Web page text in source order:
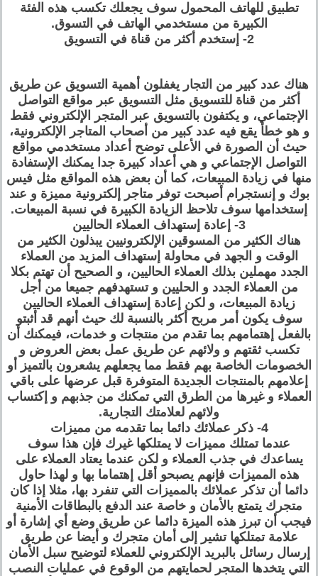
تطبيق للهاتف المحمول سوف يجعلك تكسب هذه الفئة
الكبيرة من مستخدمي الهاتف في التسوق.
2- إستخدم أكثر من قناة في التسويق
هناك عدد كبير من التجار يغفلون أهمية التسويق عن طريق
أكثر من قناة للتسويق مثل التسويق عبر مواقع التواصل
الإجتماعي، و يكتفون بالتسويق عبر المتجر الإلكتروني فقط
و هو خطأ يقع فيه عدد كبير من أصحاب المتاجر الإلكترونية،
حيث أن الصورة في الأعلى توضح أعداد مستخدمي مواقع
التواصل الإجتماعي و هي أعداد كبيرة جدا يمكنك الإستفادة
منها في زيادة المبيعات، كما أن بعض هذه المواقع مثل فيس
بوك و إنستجرام أصبحت توفر متاجر إلكترونية مميزة و عند
إستخدامها سوف تلاحظ الزيادة الكبيرة في نسبة المبيعات.
3- إعادة إستهداف العملاء الحاليين
هناك الكثير من المسوقين الإلكترونيين يبذلون الكثير من
الوقت و الجهد في محاولة إستهداف المزيد من العملاء
الجدد مهملين بذلك العملاء الحاليين، و الصحيح أن تهتم بكلا
من العملاء الجدد و الحليين و تستهدفهم جميعا من أجل
زيادة المبيعات، و لكن إعادة إستهداف العملاء الحاليين
سوف يكون أمر مربح أكثر بالنسبة لك حيث أنهم قد أثبتو
بالفعل إهتمامهم بما تقدم من منتجات و خدمات، فيمكنك أن
تكسب ثقتهم و ولائهم عن طريق عمل بعض العروض و
الخصومات الخاصة بهم فقط مما يجعلهم يشعرون بالتميز أو
إعلامهم بالمنتجات الجديدة المتوفرة قبل عرضها على باقي
العملاء و غيرها من الطرق التي تمكنك من جذبهم و إكتساب
ولائهم لعلامتك التجارية.
4- ذكر عملائك دائما بما تقدمه من مميزات
عندما تمتلك مميزات لا يمتلكها غيرك فإن هذا سوف
يساعدك في جذب العملاء و لكن عندما يعتاد العملاء على
هذه المميزات فإنهم يصبحو أقل إهتماما بها و لهذا حاول
دائما أن تذكر عملائك بالمميزات التي تنفرد بها، مثلا إذا كان
متجرك يتمتع بالأمان و خاصة عند الدفع بالبطاقات الأمنية
فيجب أن تبرز هذه الميزة دائما عن طريق وضع أي إشارة أو
علامة تمتلكها تشير إلى أمان متجرك و أيضا عن طريق
إرسال رسائل بالبريد الإلكتروني للعملاء لتوضيح سبل الأمان
التي يتخدها المتجر لحمايتهم من الوقوع في عمليات النصب